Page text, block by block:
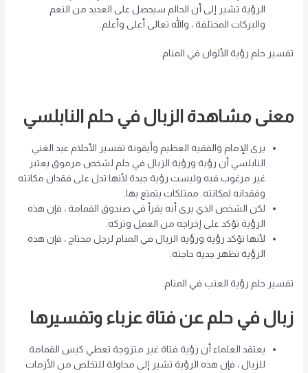
الرؤية تشير إلى أن الحالم سيحصل على العديد من النعم
والبركات المختلفة ، والله تعالى أعلى وأعلم.
تفسير حلم رؤية الألوان في المنام.
معنى مشاهدة الزبال في حلم النابلسي
يرى الإمام والفقيه العظيم وأيقونة تفسير الأحلام عبد الغني
النابلسي أن رؤية ورؤية الزبال في حلم لشخص مرموق يعتبر
غير مرغوب فيه وليست رؤية جيدة لأنها تدل على فقدان مكانته
وفقدانه لمكانته. ممتلكات يتمتع بها.
لكن الشخص الذي يرى أنه يقرأ في صندوق القمامة ، فإن هذه
الرؤية تؤكد على إخراجه من العمل وتركه.
لأنها تؤكد رؤية ورؤية الزبال في المنام لرجل محتاج ، فإن هذه
الرؤية تظهر جدية حاجته.
تفسير حلم رؤية العنب في المنام.
زبال في حلم عن فتاة عزباء وتفسيرها
يعتقد العلماء أن رؤية فتاة غير متزوجة تعطي كيس القمامة
للزبال ، فإن هذه الرؤية تشير إلى محاولة للتخلص من الأزمات